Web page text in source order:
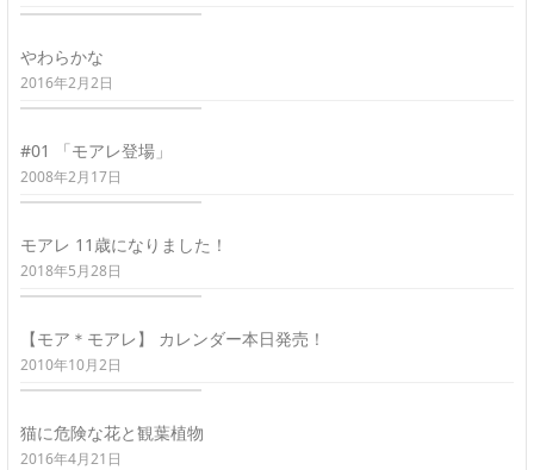
やわらかな
2016年2月2日
#01 「モアレ登場」
2008年2月17日
モアレ 11歳になりました！
2018年5月28日
【モア＊モアレ】 カレンダー本日発売！
2010年10月2日
猫に危険な花と観葉植物
2016年4月21日